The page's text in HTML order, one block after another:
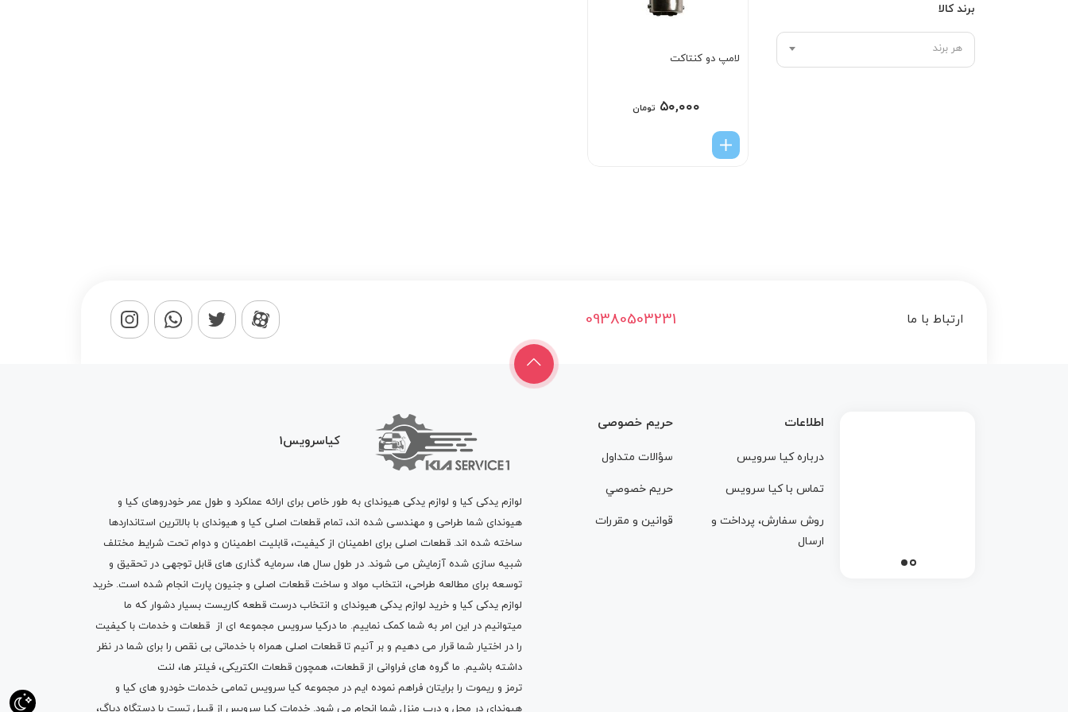
برند کالا
هر برند
لامپ دو کنتاکت
۵۰,۰۰۰ تومان
ارتباط با ما 09380503231
اطلاعات
درباره کيا سرويس
تماس با کيا سرويس
روش سفارش، پرداخت و
ارسال
حریم خصوصی
سؤالات متداول
حريم خصوصي
قوانين و مقررات
کیاسرویس1
لوازم یدکی کیا و لوازم یدکی هیوندای به طور خاص برای ارائه عملکرد و طول عمر خودروهای کیا و
هیوندای شما طراحی و مهندسی شده اند، تمام قطعات اصلی کیا و هیوندای با بالاترین استانداردها
ساخته شده اند. قطعات اصلی برای اطمینان از کیفیت، قابلیت اطمینان و دوام تحت شرایط مختلف
شبیه سازی شده آزمایش می شوند. در طول سال ها، سرمایه گذاری های قابل توجهی در تحقیق و
توسعه برای مطالعه طراحی، انتخاب مواد و ساخت قطعات اصلی و جنیون پارت انجام شده است. خرید
لوازم یدکی کیا و خرید لوازم یدکی هیوندای و انتخاب درست قطعه کاریست بسیار دشوار که ما
میتوانیم در این امر به شما کمک نماییم. ما درکیا سرویس مجموعه ای از قطعات و خدمات با کیفیت
را در اختیار شما قرار می دهیم و بر آنیم تا قطعات اصلی همراه با خدماتی بی نقص را برای شما در نظر
داشته باشیم. ما گروه های فراوانی از قطعات، همچون قطعات الکتریکی، فیلتر ها، لنت
ترمز و ریموت را برایتان فراهم نموده ایم در مجموعه کیا سرویس تمامی خدمات خودرو های کیا و
هیوندای در محل و درب منزل شما انجام می شود. خدمات کیا سرویس از قبیل تست با دستگاه دیاگ،